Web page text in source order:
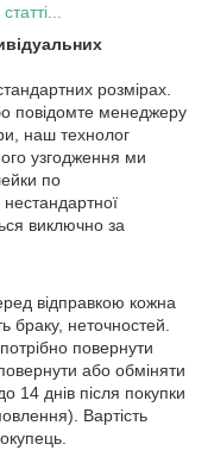
розмірах.
повідомте менеджеру
наш технолог
узгодження ми
по
виключно за
відправкою кожна
браку, неточностей.
повернути
або обміняти
14 днів після покупки
Вартість